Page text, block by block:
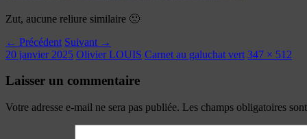
Zut, aucune reliure similaire 🙁
← Précédent Suivant →
20 janvier 2025 Olivier LOUIS Carnet au galuchat vert 347 × 512
Laisser un commentaire
Votre adresse e-mail ne sera pas publiée. Les champs obligatoires